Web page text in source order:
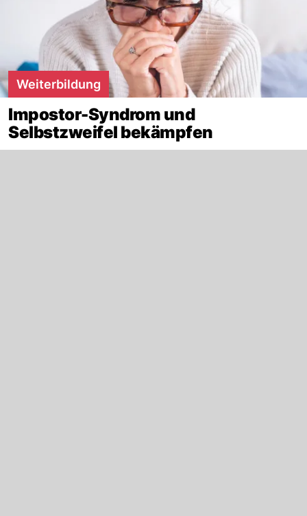
Weiterbildung
Impostor-Syndrom und
Selbstzweifel bekämpfen